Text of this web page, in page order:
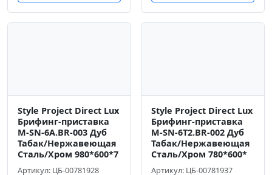
Style Project Direct Lux
Брифинг-приставка
M-SN-6A.BR-003 Дуб
Табак/Нержавеющая
Сталь/Хром 980*600*7
Артикул: ЦБ-00781928
Style Project Direct Lux
Брифинг-приставка
M-SN-6T2.BR-002 Дуб
Табак/Нержавеющая
Сталь/Хром 780*600*
Артикул: ЦБ-00781937